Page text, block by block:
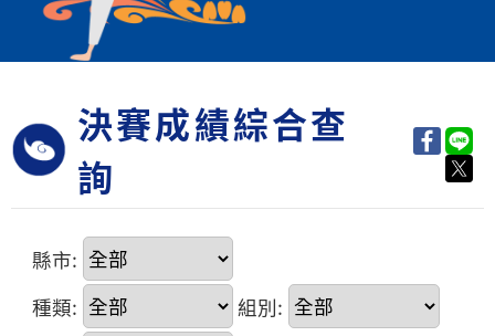
決賽成績綜合查
詢
縣市:
種類:
組別: